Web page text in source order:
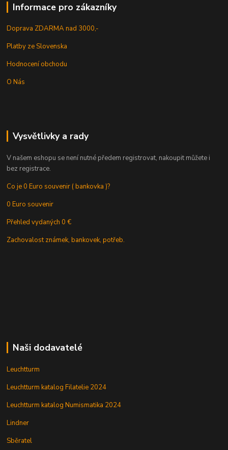
Informace pro zákazníky
Doprava ZDARMA nad 3000,-
Platby ze Slovenska
Hodnocení obchodu
O Nás
Vysvětlivky a rady
V našem eshopu se není nutné předem registrovat, nakoupit můžete i
bez registrace.
Co je 0 Euro souvenir ( bankovka )?
0 Euro souvenir
Přehled vydaných 0 €
Zachovalost známek, bankovek, potřeb.
Naši dodavatelé
Leuchtturm
Leuchtturm katalog Filatelie 2024
Leuchtturm katalog Numismatika 2024
Lindner
Sběratel